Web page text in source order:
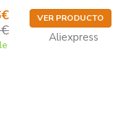
VER PRODUCTO
Aliexpress